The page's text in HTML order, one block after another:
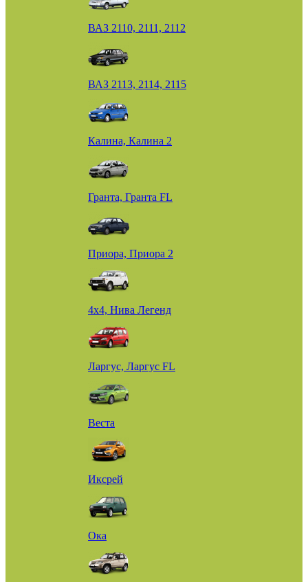
ВАЗ 2110, 2111, 2112
ВАЗ 2113, 2114, 2115
Калина, Калина 2
Гранта, Гранта FL
Приора, Приора 2
4х4, Нива Легенд
Ларгус, Ларгус FL
Веста
Иксрей
Ока